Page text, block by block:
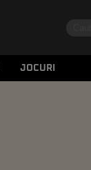
JOCURI